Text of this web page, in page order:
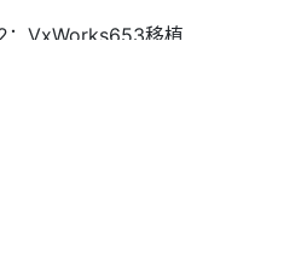
：VxWorks653移植